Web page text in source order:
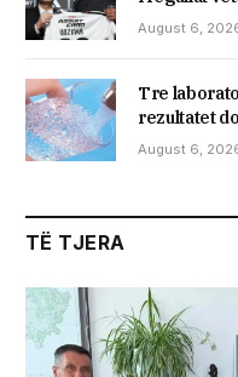
August 6,
Tre
rezultatet
August 6,
TË TJERA